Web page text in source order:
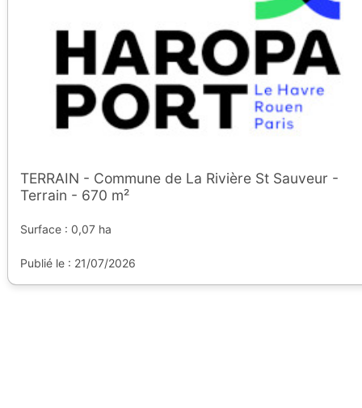
TERRAIN - Commune de La Rivière St Sauveur -
Terrain - 670 m²
Surface : 0,07 ha
Publié le : 21/07/2026